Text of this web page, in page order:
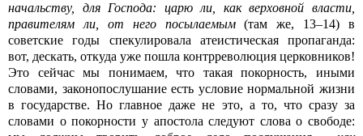
начальству, для Господа: царю ли, как верховной власти,
правителям ли, от него посылаемым(там же, 13–14) в
советские годы спекулировала атеистическая пропаганда:
вот, дескать, откуда уже пошла контр­революция церковников!
Это сейчас мы понимаем, что такая покорность, иными
словами, законопослушание есть условие нормальной жизни
в государстве. Но главное даже не это, а то, что сразу за
словами о покорности у апостола следуют слова о свободе: